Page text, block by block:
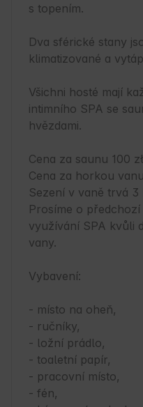
s topením.
Dva sférické stany
klimatizované a
Všichni hosté mají
intimního SPA se
hvězdami.
Cena za saunu 100
Cena za horkou
Sezení v vaně trvá 3
Prosíme o
využívání SPA kvůli
vany.
Vybavení:
- místo na oheň,
- ručníky,
- ložní prádlo,
- toaletní papír,
- pracovní místo,
- fén,